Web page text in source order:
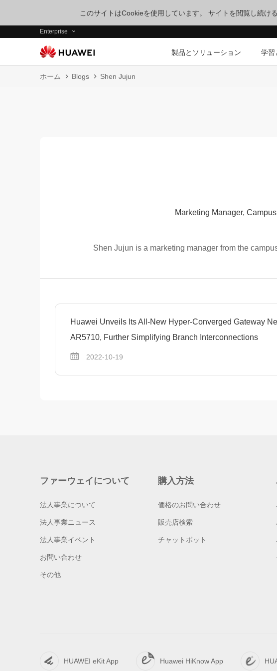
このサイトはCookieを使用しています。 サイトを閲覧し続け
Enterprise
製品とソリューション 学習
ホーム Blogs Shen Jujun
Marketing Manager,
Shen Jujun is a marketing manager from the
Huawei Unveils Its All-New Hyper-Converged Gateway
AR5710, Further Simplifying Branch Interconnections
2022-10-19
ファーウェイについて
法人事業について
法人事業ニュース
法人事業イベント
お問い合わせ
その他
購入方法
価格のお問い合わせ
販売店検索
チャットボット
HUAWEI eKit App Huawei HiKnow App